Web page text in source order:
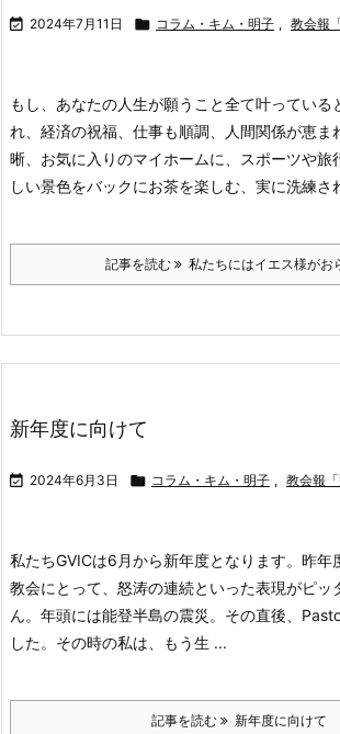
 2024年7月11日  コラム・キム・明子 , 教会報
もし、あなたの人生が願うこと全て叶っている
れ、経済の祝福、仕事も順調、人間関係が恵ま
晰、お気に入りのマイホームに、スポーツや旅
しい景色をバックにお茶を楽しむ、実に洗練さ
記事を読む 私たちにはイエス様がお
新年度に向けて
 2024年6月3日  コラム・キム・明子 , 教会報「
私たちGVICは6月から新年度となります。昨年
教会にとって、怒涛の連続といった表現がピッ
ん。 年頭には能登半島の震災。その直後、
した。その時の私は、もう生 ...
記事を読む 新年度に向けて